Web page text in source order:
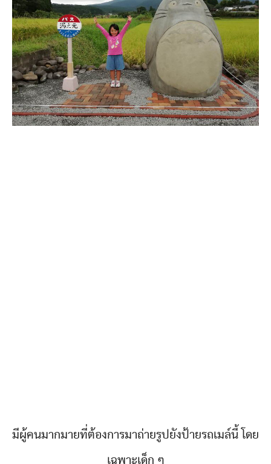
มีผู้คนมากมายที่ต้องการมาถ่ายรูปยังป้ายรถเมล์นี้ โดย
เฉพาะเด็ก ๆ